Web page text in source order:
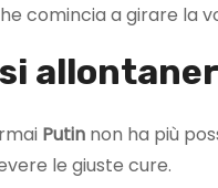
comincia a girare la
Putin non ha più
le giuste cure.